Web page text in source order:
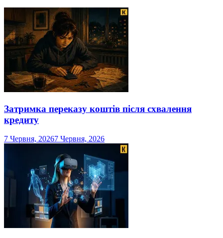
Затримка переказу коштів після схвалення
кредиту
7 Червня, 20267 Червня, 2026